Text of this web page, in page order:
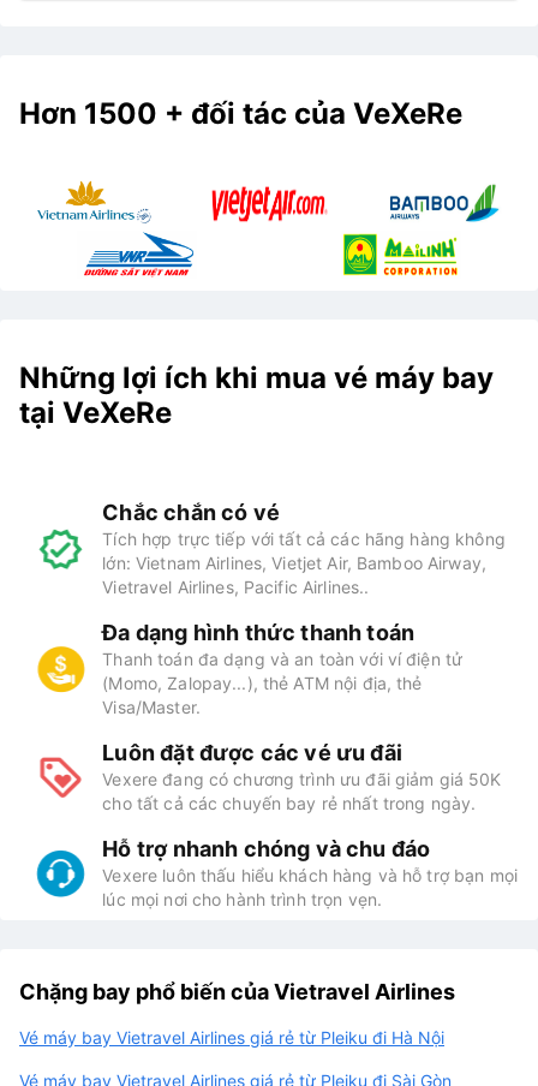
Hơn 1500 + đối tác của VeXeRe
Những lợi ích khi mua vé máy bay
tại VeXeRe
Chắc chắn có vé
Tích hợp trực tiếp với tất cả các hãng hàng không
lớn: Vietnam Airlines, Vietjet Air, Bamboo Airway,
Vietravel Airlines, Pacific Airlines..
Đa dạng hình thức thanh toán
Thanh toán đa dạng và an toàn với ví điện tử
(Momo, Zalopay...), thẻ ATM nội địa, thẻ
Visa/Master.
Luôn đặt được các vé ưu đãi
Vexere đang có chương trình ưu đãi giảm giá 50K
cho tất cả các chuyến bay rẻ nhất trong ngày.
Hỗ trợ nhanh chóng và chu đáo
Vexere luôn thấu hiểu khách hàng và hỗ trợ bạn mọi
lúc mọi nơi cho hành trình trọn vẹn.
Chặng bay phổ biến của Vietravel Airlines
Vé máy bay Vietravel Airlines giá rẻ từ Pleiku đi Hà Nội
Vé máy bay Vietravel Airlines giá rẻ từ Pleiku đi Sài Gòn